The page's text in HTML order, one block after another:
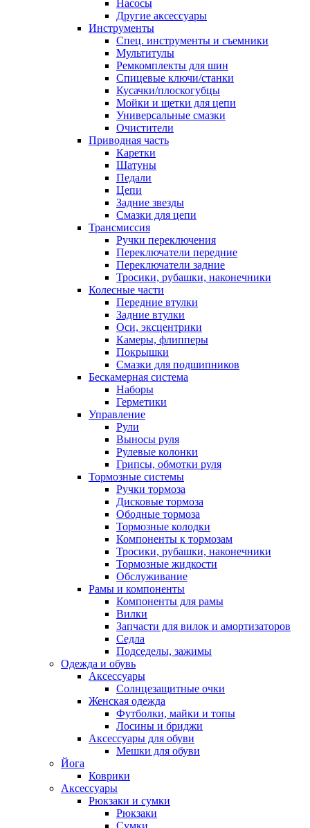
Насосы
Другие аксессуары
Инструменты
Спец. инструменты и съемники
Мультитулы
Ремкомплекты для шин
Спицевые ключи/станки
Кусачки/плоскогубцы
Мойки и щетки для цепи
Универсальные смазки
Очистители
Приводная часть
Каретки
Шатуны
Педали
Цепи
Задние звезды
Смазки для цепи
Трансмиссия
Ручки переключения
Переключатели передние
Переключатели задние
Тросики, рубашки, наконечники
Колесные части
Передние втулки
Задние втулки
Оси, эксцентрики
Камеры, флипперы
Покрышки
Смазки для подшипников
Бескамерная система
Наборы
Герметики
Управление
Рули
Выносы руля
Рулевые колонки
Грипсы, обмотки руля
Тормозные системы
Ручки тормоза
Дисковые тормоза
Ободные тормоза
Тормозные колодки
Компоненты к тормозам
Тросики, рубашки, наконечники
Тормозные жидкости
Обслуживание
Рамы и компоненты
Компоненты для рамы
Вилки
Запчасти для вилок и амортизаторов
Седла
Подседелы, зажимы
Одежда и обувь
Аксессуары
Солнцезащитные очки
Женская одежда
Футболки, майки и топы
Лосины и бриджи
Аксессуары для обуви
Мешки для обуви
Йога
Коврики
Аксессуары
Рюкзаки и сумки
Рюкзаки